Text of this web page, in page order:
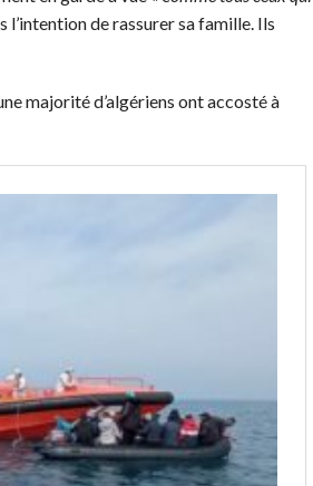
de rassurer sa famille. Ils
majorité d’algériens ont accosté à